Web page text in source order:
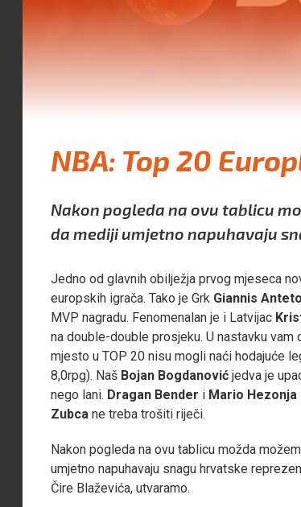
NBA: Top 20
Nakon pogleda na ovu tablicu
da mediji umjetno napuhavaju
Jedno od glavnih obilježja prvog mjeseca
europskih igrača. Tako je Grk Giannis
MVP nagradu. Fenomenalan je i Latvijac
na double-double prosjeku. U nastavku
mjesto u TOP 20 nisu mogli naći hodajuće
8,0rpg). Naš Bojan Bogdanović jedva je
nego lani. Dragan Bender i Mario Hezonja
Zubca ne treba trošiti riječi.
Nakon pogleda na ovu tablicu možda
umjetno napuhavaju snagu hrvatske
Čire Blaževića, utvaramo.